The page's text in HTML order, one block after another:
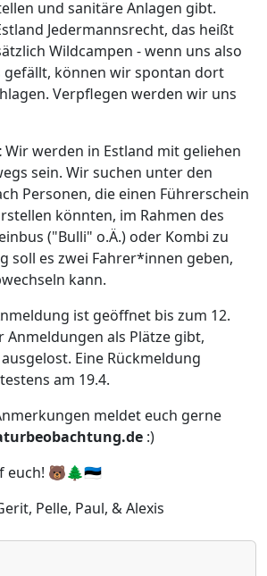
und sanitäre Anlagen gibt.
Jedermannsrecht, das heißt
Wildcampen - wenn uns also
gefällt, können wir spontan dort
Verpflegen werden wir uns
Wir werden in Estland mit geliehen
sein. Wir suchen unter den
Personen, die einen Führerschein
könnten, im Rahmen des
("Bulli" o.Ä.) oder Kombi zu
soll es zwei Fahrer*innen geben,
kann.
ist geöffnet bis zum 12.
Anmeldungen als Plätze gibt,
Eine Rückmeldung
am 19.4.
meldet euch gerne
:)
euch! 🐻🌲🇪🇪
Pelle, Paul, & Alexis